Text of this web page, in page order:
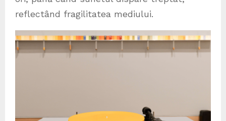
reflectând fragilitatea mediului.